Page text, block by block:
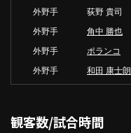
外野手
荻野 貴司
外野手
角中 勝也
外野手
ポランコ
外野手
和田 康士朗
観客数/試合時間